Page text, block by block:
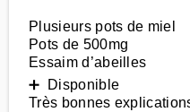
Plusieurs pots de miel
Pots de 500mg
Essaim d’abeilles
➕ Disponible
Très bonnes